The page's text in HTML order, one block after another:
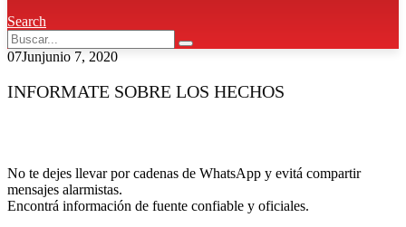
Search
07Junjunio 7, 2020
INFORMATE SOBRE LOS HECHOS
No te dejes llevar por cadenas de WhatsApp y evitá compartir
mensajes alarmistas.
Encontrá información de fuente confiable y oficiales.